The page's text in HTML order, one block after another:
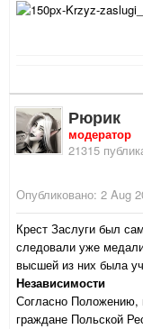
Рюрик
модератор
21315
Опубликовано: 2 Aug
Крест Заслуги был
следовали уже
высшей из них была
Независимости
Согласно Положению,
граждане Польской